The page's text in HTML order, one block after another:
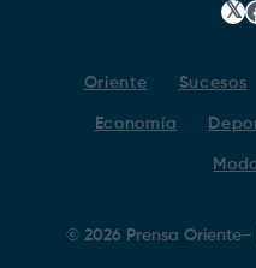
𝕏
Oriente Sucesos
Economía
© 2026 Prensa Oriente–